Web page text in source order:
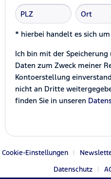
* hierbei handelt es sich
Ich bin mit der
Daten zum Zweck meiner
Kontoerstellung
nicht an Dritte
finden Sie in unseren
Cookie-Einstellungen
Datenschutz